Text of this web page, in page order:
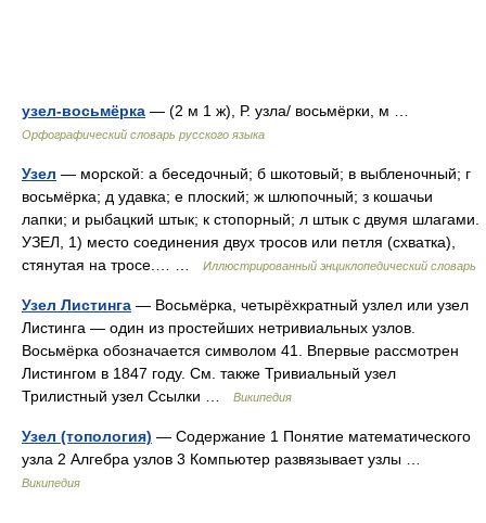
узел-восьмёрка — (2 м 1 ж), Р. узла/ восьмёрки, м …
Орфографический словарь русского языка
Узел — морской: а беседочный; б шкотовый; в выбленочный; г
восьмёрка; д удавка; е плоский; ж шлюпочный; з кошачьи
лапки; и рыбацкий штык; к стопорный; л штык с двумя шлагами.
УЗЕЛ, 1) место соединения двух тросов или петля (схватка),
стянутая на тросе.… …
Иллюстрированный энциклопедический словарь
Узел Листинга — Восьмёрка, четырёхкратный узлел или узел
Листинга ― один из простейших нетривиальных узлов.
Восьмёрка обозначается символом 41. Впервые рассмотрен
Листингом в 1847 году. См. также Тривиальный узел
Трилистный узел Ссылки …
Википедия
Узел (топология) — Содержание 1 Понятие математического
узла 2 Алгебра узлов 3 Компьютер развязывает узлы …
Википедия